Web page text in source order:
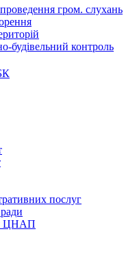
гром. слухань
будівельний контроль
послуг
ЦНАП